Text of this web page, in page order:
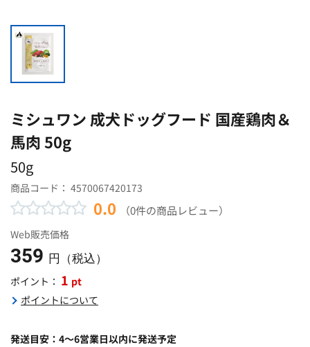
ミシュワン 成犬ドッグフード 国産鶏肉＆
馬肉 50g
50g
商品コード： 4570067420173
0.0 （0件の商品レビュー）
Web販売価格
359 円（税込）
ポイント： 1 pt
ポイントについて
発送目安：4～6営業日以内に発送予定